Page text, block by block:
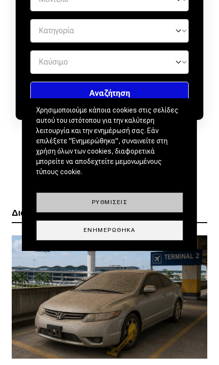
Διαβάστε ακόμα
Χρησιμοποιούμε κάποια cookies στις σελίδες
αυτού του ιστότοπου για την καλύτερη
λειτουργία και την ενημέρωσή σας. Εάν
επιλέξετε "Ενημερώθηκα", συναινείτε στη
χρήση όλων των cookies, διαφορετικά
μπορείτε να αποδεχτείτε μεμονωμένους
τύπους cookie.
ΡΥΘΜΊΣΕΙΣ
ΕΝΗΜΕΡΏΘΗΚΑ